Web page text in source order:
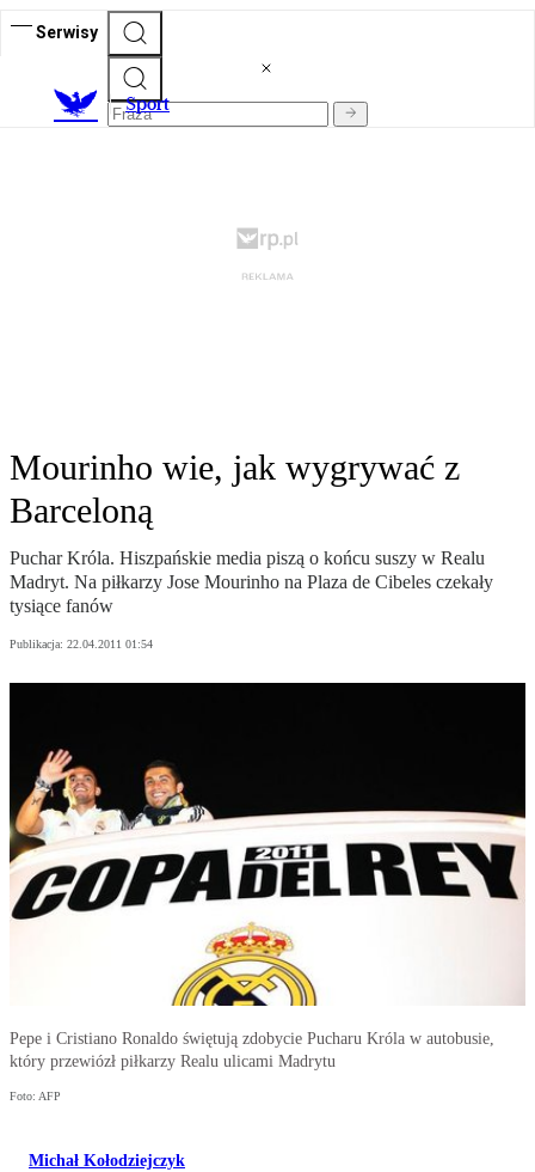
Serwisy
Sport
Mourinho wie, jak wygrywać z
Barceloną
Puchar Króla. Hiszpańskie media piszą o końcu suszy w Realu
Madryt. Na piłkarzy Jose Mourinho na Plaza de Cibeles czekały
tysiące fanów
Publikacja: 22.04.2011 01:54
Pepe i Cristiano Ronaldo świętują zdobycie Pucharu Króla w autobusie,
który przewiózł piłkarzy Realu ulicami Madrytu
Foto: AFP
Michał Kołodziejczyk